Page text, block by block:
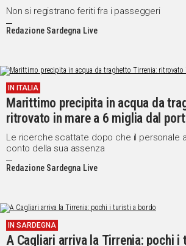
Non si registrano feriti fra i passeggeri
Redazione Sardegna Live
IN ITALIA
Marittimo precipita in acqua da
ritrovato in mare a 6 miglia dal
Le ricerche scattate dopo che il personale
conto della sua assenza
Redazione Sardegna Live
IN SARDEGNA
A Cagliari arriva la Tirrenia: pochi